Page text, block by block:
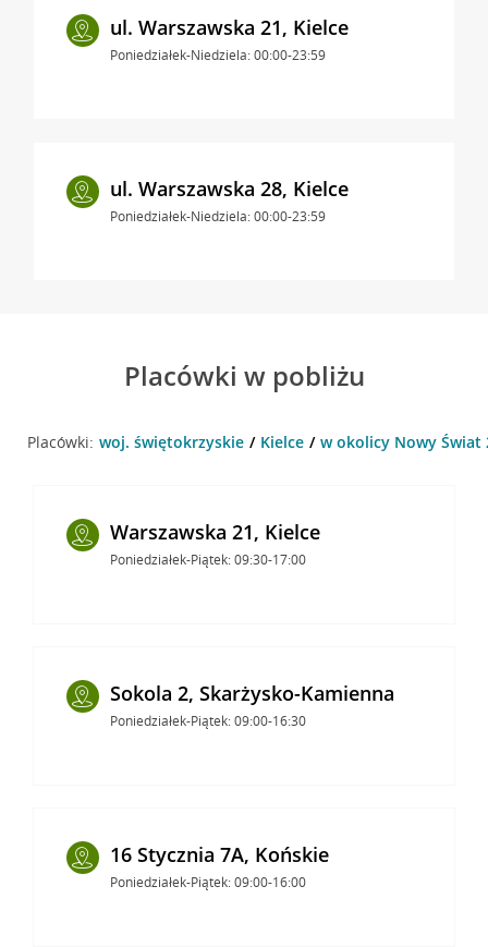
ul. Warszawska 21, Kielce
Poniedziałek-Niedziela: 00:00-23:59
ul. Warszawska 28, Kielce
Poniedziałek-Niedziela: 00:00-23:59
Placówki w pobliżu
Placówki: woj. świętokrzyskie Kielce w okolicy Nowy Świat
Warszawska 21, Kielce
Poniedziałek-Piątek: 09:30-17:00
Sokola 2, Skarżysko-Kamienna
Poniedziałek-Piątek: 09:00-16:30
16 Stycznia 7A, Końskie
Poniedziałek-Piątek: 09:00-16:00